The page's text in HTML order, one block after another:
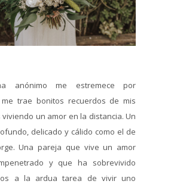
anónimo me estremece por
trae bonitos recuerdos de mis
un amor en la distancia. Un
delicado y cálido como el de
Una pareja que vive un amor
y que ha sobrevivido
a la ardua tarea de vivir uno